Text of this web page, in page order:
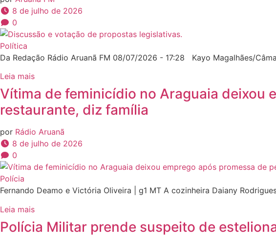
8 de julho de 2026
0
Política
Da Redação Rádio Aruanã FM 08/07/2026 - 17:28 Kayo Magalhães/
Leia mais
Vítima de feminicídio no Araguaia deixou
restaurante, diz família
por Rádio Aruanã
8 de julho de 2026
0
Polícia
Fernando Deamo e Victória Oliveira | g1 MT A cozinheira Daiany
Leia mais
Polícia Militar prende suspeito de